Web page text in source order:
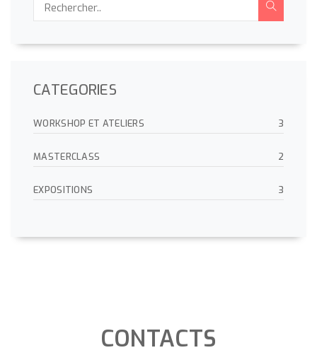
CATEGORIES
WORKSHOP ET ATELIERS 3
MASTERCLASS 2
EXPOSITIONS 3
CONTACTS